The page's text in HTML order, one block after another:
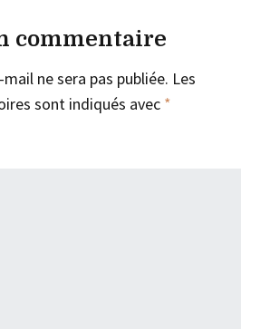
commentaire
ne sera pas publiée. Les
sont indiqués avec *